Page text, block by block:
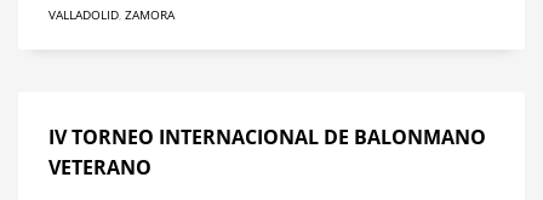
VALLADOLID ZAMORA
IV TORNEO INTERNACIONAL DE BALONMANO
VETERANO